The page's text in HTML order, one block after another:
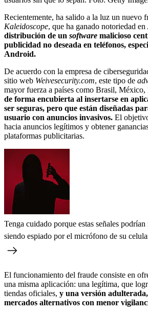
Recientemente, ha salido a la luz un nuevo
Kaleidoscope, que ha ganado notoriedad
distribución de un software malicioso
publicidad no deseada en teléfonos,
Android.
De acuerdo con la empresa de
sitio web Weivesecurity.com, este tipo de
mayor fuerza a países como Brasil,
de forma encubierta al insertarse en
ser seguras, pero que están diseñadas
usuario con anuncios invasivos. El
hacia anuncios legítimos y obtener
plataformas publicitarias.
Tenga cuidado porque estas señales
siendo espiado por el micrófono de su
El funcionamiento del fraude consiste en
una misma aplicación: una legítima, que
tiendas oficiales, y una versión
mercados alternativos con menor